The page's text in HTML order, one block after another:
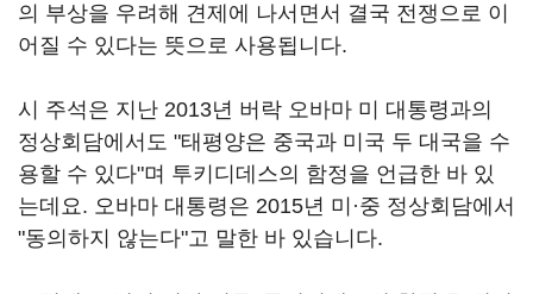
의 부상을 우려해 견제에 나서면서 결국 전쟁으로 이
어질 수 있다는 뜻으로 사용됩니다.
시 주석은 지난 2013년 버락 오바마 미 대통령과의
정상회담에서도 "태평양은 중국과 미국 두 대국을 수
용할 수 있다"며 투키디데스의 함정을 언급한 바 있
는데요. 오바마 대통령은 2015년 미·중 정상회담에서
"동의하지 않는다"고 말한 바 있습니다.